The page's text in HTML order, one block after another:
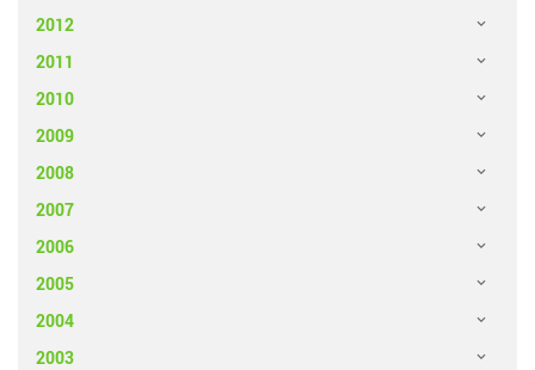
2012
2011
2010
2009
2008
2007
2006
2005
2004
2003